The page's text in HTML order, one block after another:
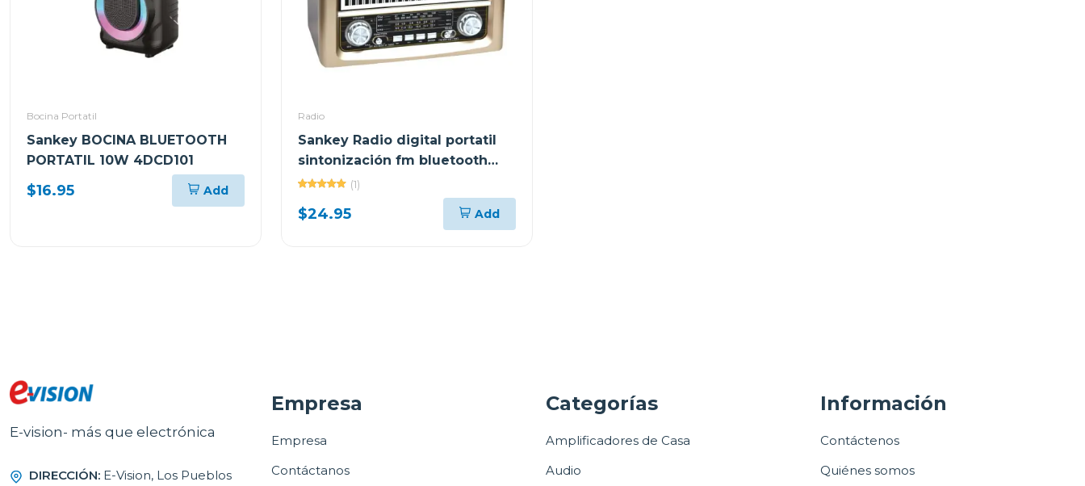
Bocina Portatil
Sankey BOCINA BLUETOOTH
PORTATIL 10W 4DCD101
$16.95 Add
Radio
Sankey Radio digital portatil
sintonización fm bluetooth
dorado (1)
$24.95 Add
E-vision- más que electrónica
DIRECCIÓN: E-Vision, Los Pueblos
Empresa
Empresa
Contáctanos
Categorías
Amplificadores de Casa
Audio
Información
Contáctenos
Quiénes somos